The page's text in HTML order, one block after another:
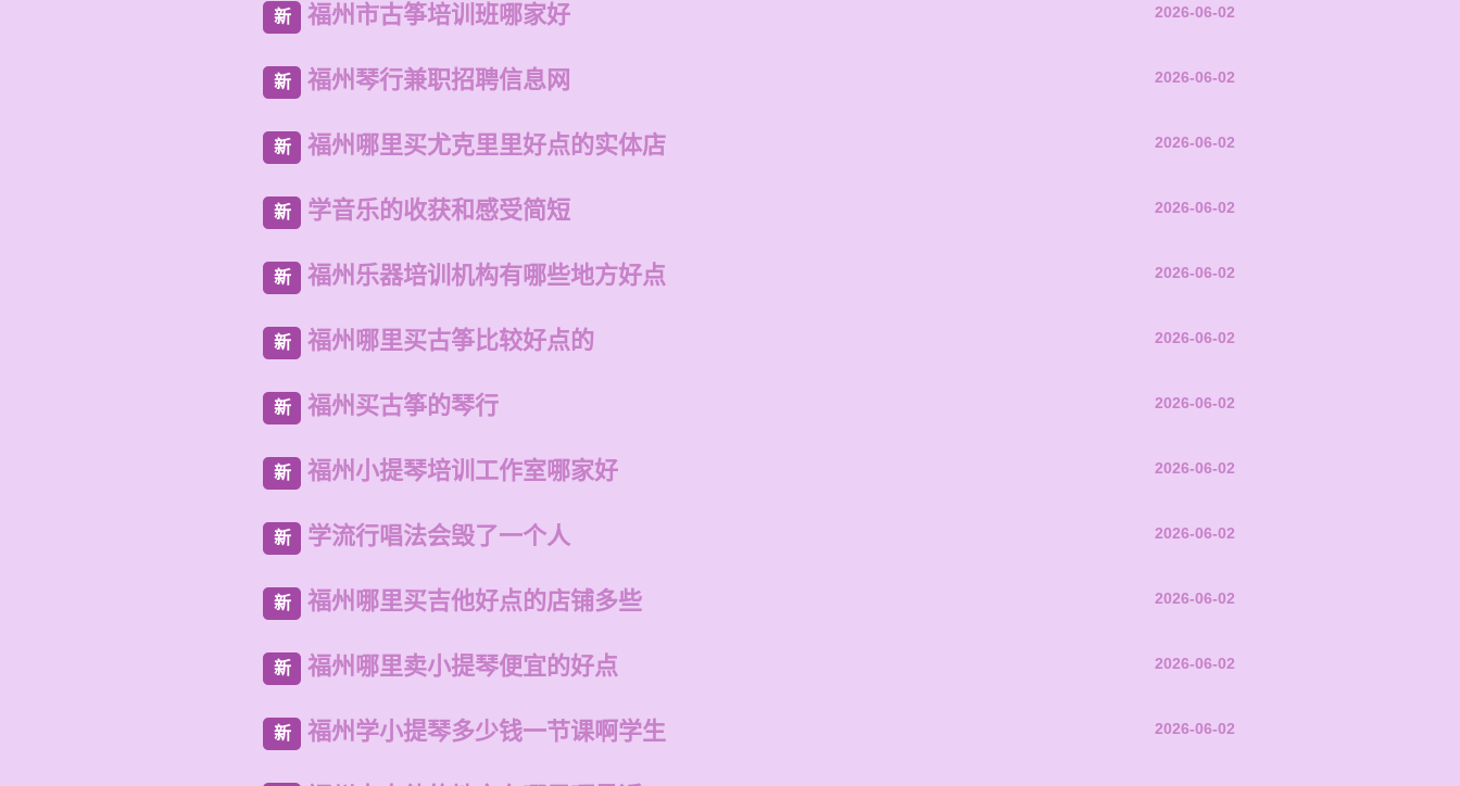
新 福州市古筝培训班哪家好 2026-06-02
新 福州琴行兼职招聘信息网 2026-06-02
新 福州哪里买尤克里里好点的实体店 2026-06-02
新 学音乐的收获和感受简短 2026-06-02
新 福州乐器培训机构有哪些地方好点 2026-06-02
新 福州哪里买古筝比较好点的 2026-06-02
新 福州买古筝的琴行 2026-06-02
新 福州小提琴培训工作室哪家好 2026-06-02
新 学流行唱法会毁了一个人 2026-06-02
新 福州哪里买吉他好点的店铺多些 2026-06-02
新 福州哪里卖小提琴便宜的好点 2026-06-02
新 福州学小提琴多少钱一节课啊学生 2026-06-02